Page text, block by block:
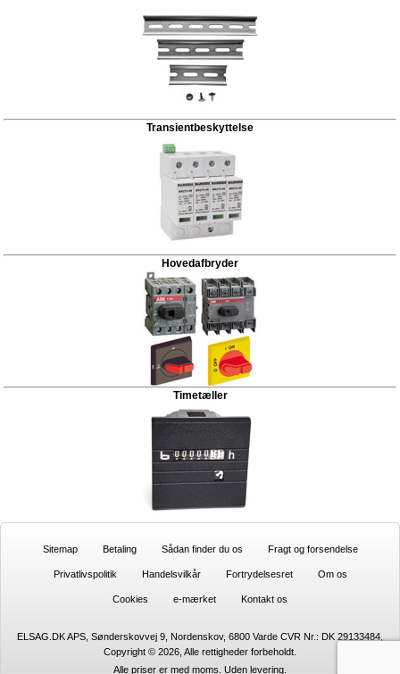
Transientbeskyttelse
Hovedafbryder
Timetæller
Sitemap Betaling Sådan finder du os Fragt og forsendelse
Privatlivspolitik Handelsvilkår Fortrydelsesret Om os
Cookies e-mærket Kontakt os
ELSAG.DK APS, Sønderskovvej 9, Nordenskov, 6800 Varde CVR Nr.: DK 29133484,
Copyright © 2026, Alle rettigheder forbeholdt.
Alle priser er med moms. Uden levering.